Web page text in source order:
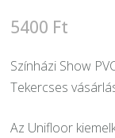
5400 Ft
Színházi Show
Tekercses
Az Unifloor